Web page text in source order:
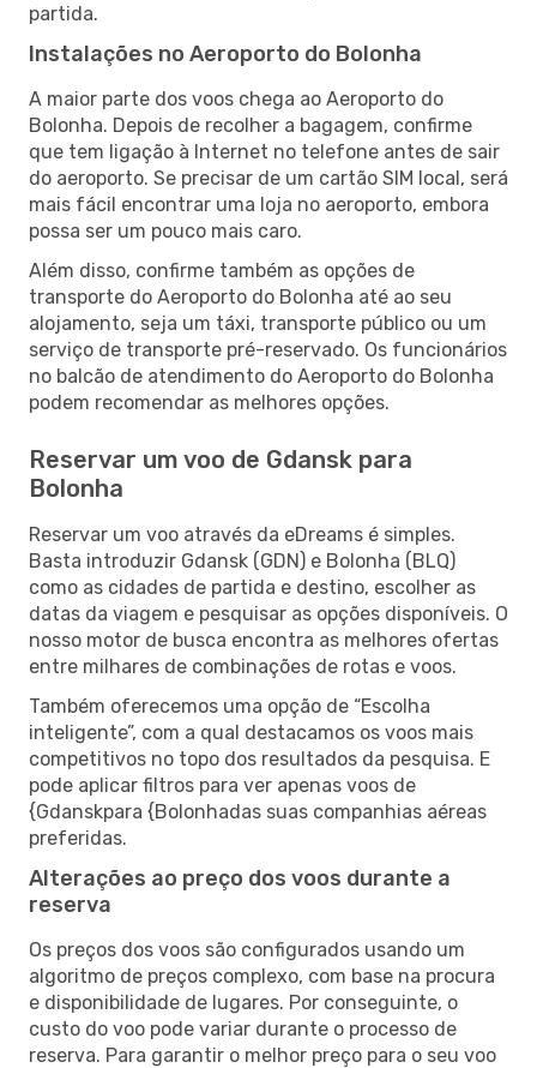
partida.
Instalações no Aeroporto do Bolonha
A maior parte dos voos chega ao Aeroporto do
Bolonha. Depois de recolher a bagagem, confirme
que tem ligação à Internet no telefone antes de sair
do aeroporto. Se precisar de um cartão SIM local, será
mais fácil encontrar uma loja no aeroporto, embora
possa ser um pouco mais caro.
Além disso, confirme também as opções de
transporte do Aeroporto do Bolonha até ao seu
alojamento, seja um táxi, transporte público ou um
serviço de transporte pré-reservado. Os funcionários
no balcão de atendimento do Aeroporto do Bolonha
podem recomendar as melhores opções.
Reservar um voo de Gdansk para
Bolonha
Reservar um voo através da eDreams é simples.
Basta introduzir Gdansk (GDN) e Bolonha (BLQ)
como as cidades de partida e destino, escolher as
datas da viagem e pesquisar as opções disponíveis. O
nosso motor de busca encontra as melhores ofertas
entre milhares de combinações de rotas e voos.
Também oferecemos uma opção de “Escolha
inteligente”, com a qual destacamos os voos mais
competitivos no topo dos resultados da pesquisa. E
pode aplicar filtros para ver apenas voos de
{Gdanskpara {Bolonhadas suas companhias aéreas
preferidas.
Alterações ao preço dos voos durante a
reserva
Os preços dos voos são configurados usando um
algoritmo de preços complexo, com base na procura
e disponibilidade de lugares. Por conseguinte, o
custo do voo pode variar durante o processo de
reserva. Para garantir o melhor preço para o seu voo